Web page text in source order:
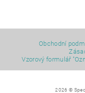
Obchodní
Vzorový formulář
2026 ©